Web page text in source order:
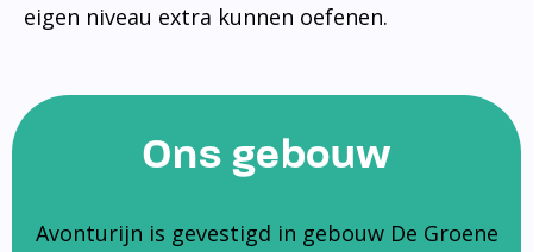
eigen niveau extra kunnen oefenen.
Ons gebouw
Avonturijn is gevestigd in gebouw De Groene